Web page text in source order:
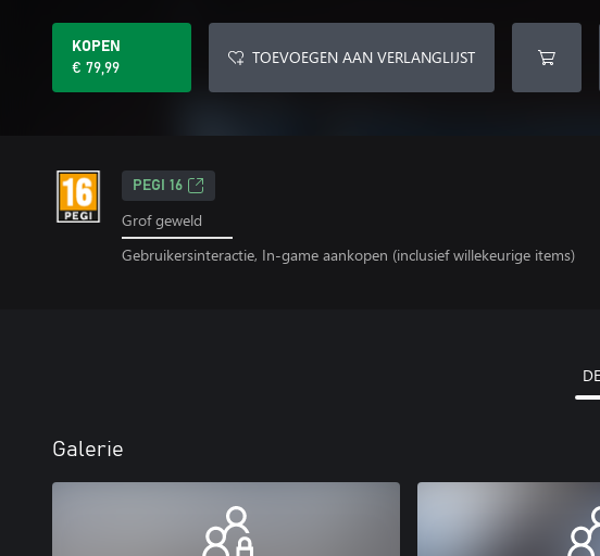
KOPEN
€ 79,99
TOEVOEGEN AAN VERLANGLIJST
PEGI 16
Grof geweld
Gebruikersinteractie, In-game aankopen (inclusief willekeurige items)
Galerie